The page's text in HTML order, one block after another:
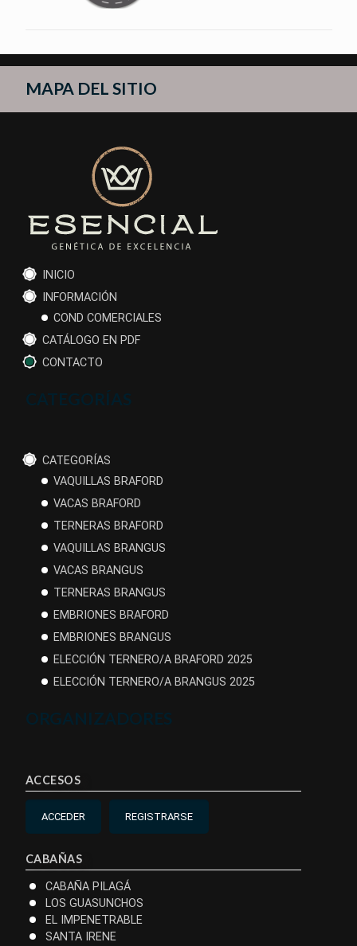
MAPA DEL SITIO
INICIO
INFORMACIÓN
COND COMERCIALES
CATÁLOGO EN PDF
CONTACTO
CATEGORÍAS
CATEGORÍAS
VAQUILLAS BRAFORD
VACAS BRAFORD
TERNERAS BRAFORD
VAQUILLAS BRANGUS
VACAS BRANGUS
TERNERAS BRANGUS
EMBRIONES BRAFORD
EMBRIONES BRANGUS
ELECCIÓN TERNERO/A BRAFORD 2025
ELECCIÓN TERNERO/A BRANGUS 2025
ORGANIZADORES
ACCESOS
ACCEDER REGISTRARSE
CABAÑAS
CABAÑA PILAGÁ
LOS GUASUNCHOS
EL IMPENETRABLE
SANTA IRENE